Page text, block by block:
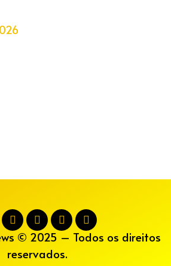
© 2025 – Todos os direitos
reservados.